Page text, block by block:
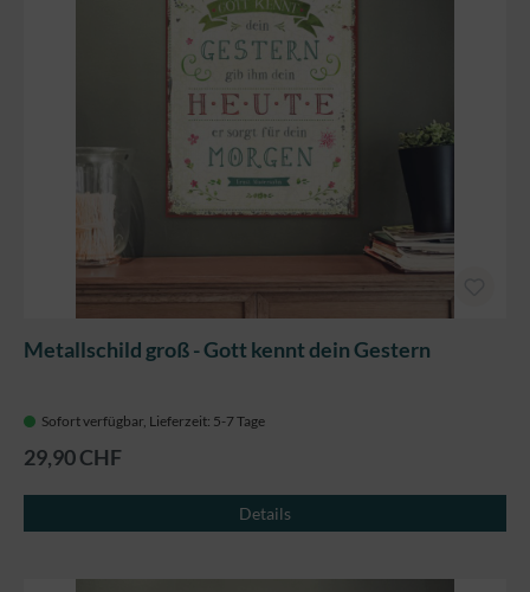
Metallschild groß - Gott kennt dein Gestern
Sofort verfügbar, Lieferzeit: 5-7 Tage
29,90 CHF
Details